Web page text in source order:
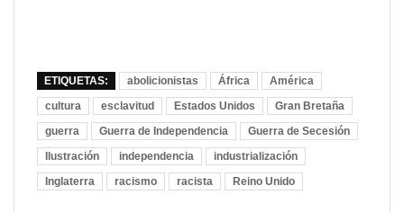
ETIQUETAS: abolicionistas África
América
cultura
esclavitud Estados Unidos
Gran Bretaña
guerra
Guerra de Independencia
Guerra de Secesión
Ilustración
independencia
industrialización
Inglaterra
racismo racista Reino Unido